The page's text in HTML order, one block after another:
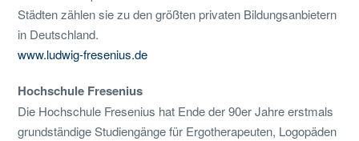
Städten zählen sie zu den größten privaten Bildungsanbietern
in Deutschland.
www.ludwig-fresenius.de
Hochschule Fresenius
Die Hochschule Fresenius hat Ende der 90er Jahre erstmals
grundständige Studiengänge für Ergotherapeuten, Logopäden